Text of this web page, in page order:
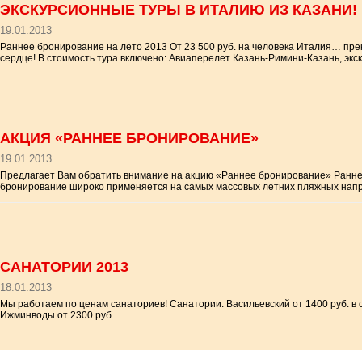
ЭКСКУРСИОННЫЕ ТУРЫ В ИТАЛИЮ ИЗ КАЗАНИ!
19.01.2013
Раннее бронирование на лето 2013 От 23 500 руб. на человека Италия…
сердце! В стоимость тура включено: Авиаперелет Казань-Римини-Казань,
АКЦИЯ «РАННЕЕ БРОНИРОВАНИЕ»
19.01.2013
Предлагает Вам обратить внимание на акцию «Раннее бронирование»
бронирование широко применяется на самых массовых летних пляжных
САНАТОРИИ 2013
18.01.2013
Мы работаем по ценам санаториев! Санатории: Васильевский от 1400 руб. в
Ижминводы от 2300 руб.…